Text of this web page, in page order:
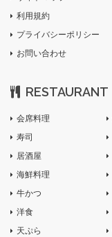
利用規約
プライバシーポリシー
お問い合わせ
RESTAURANT
会席料理
寿司
居酒屋
海鮮料理
牛かつ
洋食
天ぷら